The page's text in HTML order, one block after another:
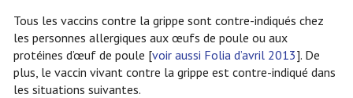
Tous les vaccins contre la grippe sont contre-indiqués chez
les personnes allergiques aux œufs de poule ou aux
protéines d’œuf de poule [voir aussi Folia d’avril 2013]. De
plus, le vaccin vivant contre la grippe est contre-indiqué dans
les situations suivantes.